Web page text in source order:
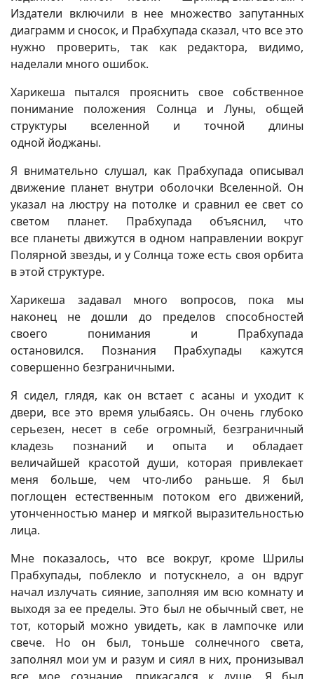
Издатели включили в нее множество запутанных
диаграмм и сносок, и Прабхупада сказал, что все это
нужно проверить, так как редактора, видимо,
наделали много ошибок.
Харикеша пытался прояснить свое собственное
понимание положения Солнца и Луны, общей
структуры вселенной и точной длины
одной йоджаны.
Я внимательно слушал, как Прабхупада описывал
движение планет внутри оболочки Вселенной. Он
указал на люстру на потолке и сравнил ее свет со
светом планет. Прабхупада объяснил, что
все планеты движутся в одном направлении вокруг
Полярной звезды, и у Солнца тоже есть своя орбита
в этой структуре.
Харикеша задавал много вопросов, пока мы
наконец не дошли до пределов способностей
своего понимания и Прабхупада
остановился. Познания Прабхупады кажутся
совершенно безграничными.
Я сидел, глядя, как он встает с асаны и уходит к
двери, все это время улыбаясь. Он очень глубоко
серьезен, несет в себе огромный, безграничный
кладезь познаний и опыта и обладает
величайшей красотой души, которая привлекает
меня больше, чем что-либо раньше. Я был
поглощен естественным потоком его движений,
утонченностью манер и мягкой выразительностью
лица.
Мне показалось, что все вокруг, кроме Шрилы
Прабхупады, поблекло и потускнело, а он вдруг
начал излучать сияние, заполняя им всю комнату и
выходя за ее пределы. Это был не обычный свет, не
тот, который можно увидеть, как в лампочке или
свече. Но он был, тоньше солнечного света,
заполнял мои ум и разум и сиял в них, пронизывал